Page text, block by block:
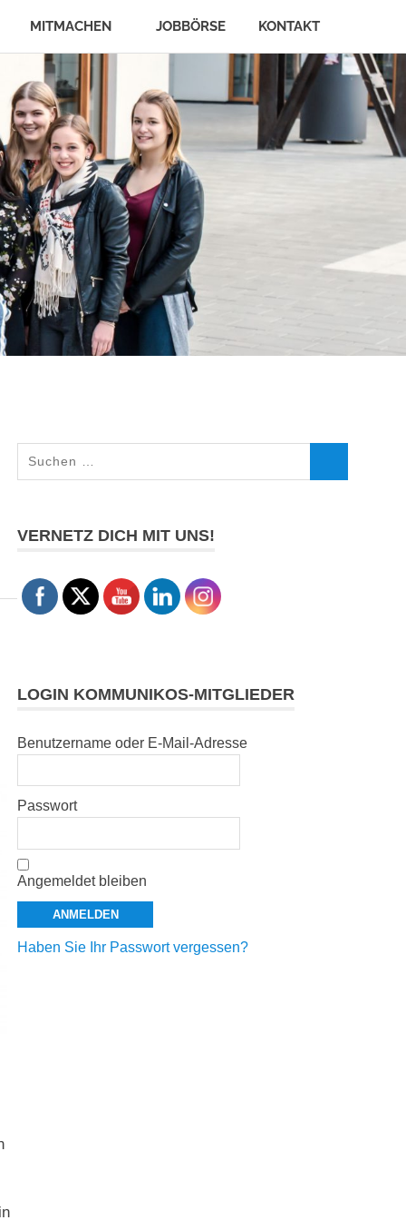
MITMACHEN JOBBÖRSE KONTAKT
VERNETZ DICH MIT UNS!
LOGIN KOMMUNIKOS-MITGLIEDER
Benutzername oder E-Mail-Adresse
Passwort
Angemeldet bleiben
Haben Sie Ihr Passwort vergessen?